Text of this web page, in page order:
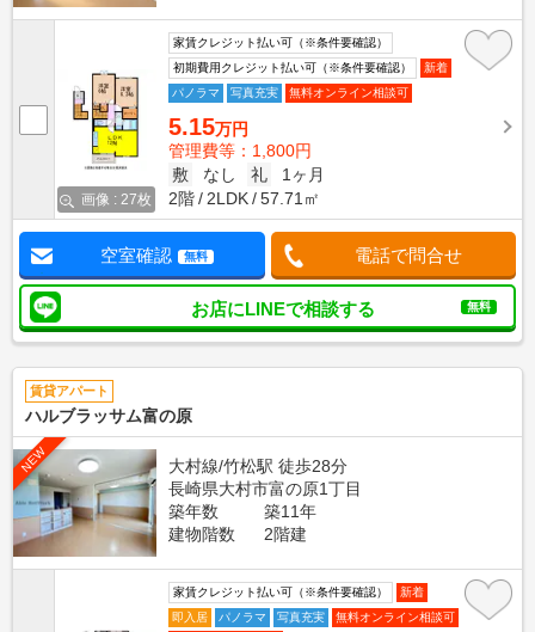
画像 : 27枚
家賃クレジット払い可（※条件要確認）
初期費用クレジット払い可（※条件要確認）
新着
パノラマ
写真充実 無料オンライン相談可
5.15万円
管理費等：1,800円
敷
なし 礼
1ヶ月
2階
2LDK 57.71㎡
空室確認 無料 電話で問合せ
お店にLINEで相談する 無料
賃貸アパート
ハルブラッサム富の原
NEW
大村線/竹松駅 徒歩28分
長崎県大村市富の原1丁目
築年数
築11年
建物階数
2階建
家賃クレジット払い可（※条件要確認）
新着
即入居
パノラマ 写真充実
無料オンライン相談可